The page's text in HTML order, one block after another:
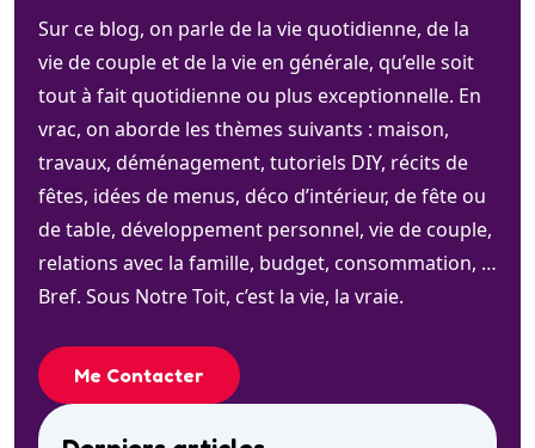
Sur ce blog, on parle de la vie quotidienne, de la
vie de couple et de la vie en générale, qu’elle soit
tout à fait quotidienne ou plus exceptionnelle. En
vrac, on aborde les thèmes suivants : maison,
travaux, déménagement, tutoriels DIY, récits de
fêtes, idées de menus, déco d’intérieur, de fête ou
de table, développement personnel, vie de couple,
relations avec la famille, budget, consommation, …
Bref. Sous Notre Toit, c’est la vie, la vraie.
Me Contacter